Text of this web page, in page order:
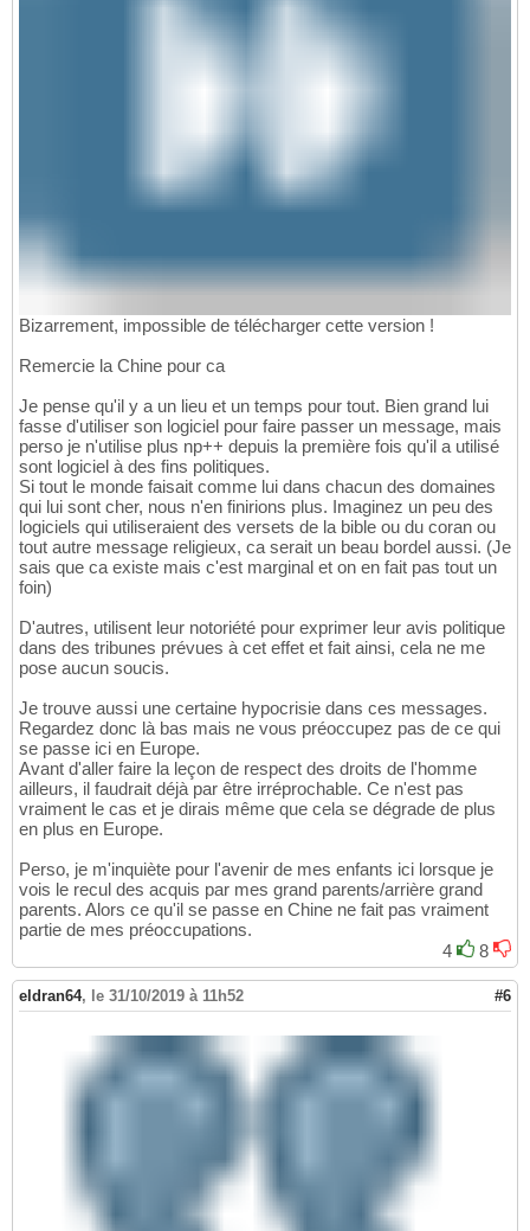
Bizarrement, impossible de télécharger cette version !
Remercie la Chine pour ca
Je pense qu'il y a un lieu et un temps pour tout. Bien grand lui
fasse d'utiliser son logiciel pour faire passer un message, mais
perso je n'utilise plus np++ depuis la première fois qu'il a utilisé
sont logiciel à des fins politiques.
Si tout le monde faisait comme lui dans chacun des domaines
qui lui sont cher, nous n'en finirions plus. Imaginez un peu des
logiciels qui utiliseraient des versets de la bible ou du coran ou
tout autre message religieux, ca serait un beau bordel aussi. (Je
sais que ca existe mais c'est marginal et on en fait pas tout un
foin)
D'autres, utilisent leur notoriété pour exprimer leur avis politique
dans des tribunes prévues à cet effet et fait ainsi, cela ne me
pose aucun soucis.
Je trouve aussi une certaine hypocrisie dans ces messages.
Regardez donc là bas mais ne vous préoccupez pas de ce qui
se passe ici en Europe.
Avant d'aller faire la leçon de respect des droits de l'homme
ailleurs, il faudrait déjà par être irréprochable. Ce n'est pas
vraiment le cas et je dirais même que cela se dégrade de plus
en plus en Europe.
Perso, je m'inquiète pour l'avenir de mes enfants ici lorsque je
vois le recul des acquis par mes grand parents/arrière grand
parents. Alors ce qu'il se passe en Chine ne fait pas vraiment
partie de mes préoccupations.
4
8
eldran64, le 31/10/2019 à 11h52 #6